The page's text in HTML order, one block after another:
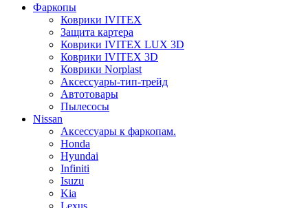
Фаркопы
Коврики IVITEX
Защита картера
Коврики IVITEX LUX 3D
Коврики IVITEX 3D
Коврики Norplast
Аксессуары-тип-трейд
Автотовары
Пылесосы
Nissan
Аксессуары к фаркопам.
Honda
Hyundai
Infiniti
Isuzu
Kia
Lexus